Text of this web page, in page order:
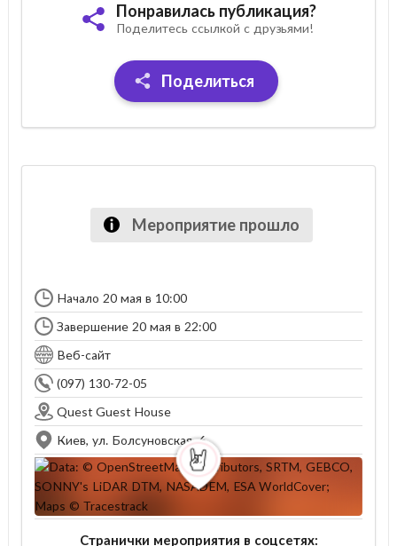
Понравилась публикация?
Поделитесь ссылкой с друзьями!
Поделиться
Мероприятие прошло
Начало 20 мая в 10:00
Завершение 20 мая в 22:00
Веб-сайт
(097) 130-72-05
Quest Guest House
Киев, ул. Болсуновская, 6
Странички мероприятия в соцсетях: